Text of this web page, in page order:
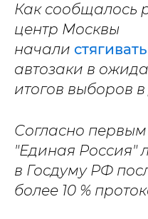
Как сообщалось
центр Москвы
начали стягивать
автозаки в
итогов выборов в
Согласно первым
"Единая Россия"
в Госдуму РФ
более 10 %